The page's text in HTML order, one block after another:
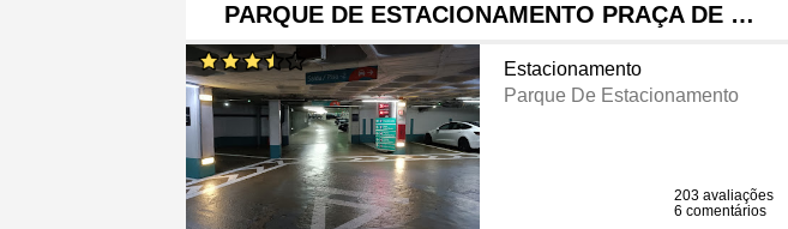
PARQUE DE ESTACIONAMENTO PRAÇA DE …
Estacionamento
Parque De Estacionamento
203 avaliações
6 comentários